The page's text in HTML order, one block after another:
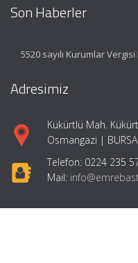
Son Haberler
5520 sayılı Kurumlar
Adresimiz
Kükürtlü Mah.
Osmangazi | BURSA
Telefon: 0224 235
Mail:
Hızlı Menü